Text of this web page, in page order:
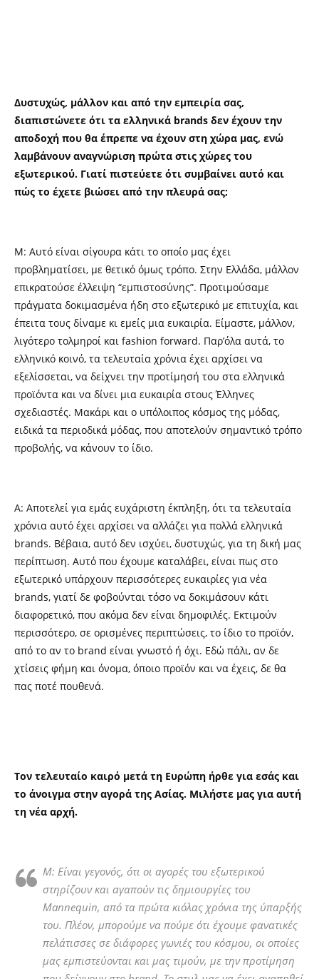
Δυστυχώς, μάλλον και από την εμπειρία σας,
διαπιστώνετε ότι τα ελληνικά brands δεν έχουν την
αποδοχή που θα έπρεπε να έχουν στη χώρα μας, ενώ
λαμβάνουν αναγνώριση πρώτα στις χώρες του
εξωτερικού. Γιατί πιστεύετε ότι συμβαίνει αυτό και
πώς το έχετε βιώσει από την πλευρά σας;
Μ: Αυτό είναι σίγουρα κάτι το οποίο μας έχει
προβληματίσει, με θετικό όμως τρόπο. Στην Ελλάδα, μάλλον
επικρατούσε έλλειψη “εμπιστοσύνης”. Προτιμούσαμε
πράγματα δοκιμασμένα ήδη στο εξωτερικό με επιτυχία, και
έπειτα τους δίναμε κι εμείς μια ευκαιρία. Είμαστε, μάλλον,
λιγότερο τολμηροί και fashion forward. Παρ’όλα αυτά, το
ελληνικό κοινό, τα τελευταία χρόνια έχει αρχίσει να
εξελίσσεται, να δείχνει την προτίμησή του στα ελληνικά
προϊόντα και να δίνει μια ευκαιρία στους Έλληνες
σχεδιαστές. Μακάρι και ο υπόλοιπος κόσμος της μόδας,
ειδικά τα περιοδικά μόδας, που αποτελούν σημαντικό τρόπο
προβολής, να κάνουν το ίδιο.
A: Αποτελεί για εμάς ευχάριστη έκπληξη, ότι τα τελευταία
χρόνια αυτό έχει αρχίσει να αλλάζει για πολλά ελληνικά
brands. Βέβαια, αυτό δεν ισχύει, δυστυχώς, για τη δική μας
περίπτωση. Αυτό που έχουμε καταλάβει, είναι πως στο
εξωτερικό υπάρχουν περισσότερες ευκαιρίες για νέα
brands, γιατί δε φοβούνται τόσο να δοκιμάσουν κάτι
διαφορετικό, που ακόμα δεν είναι δημοφιλές. Εκτιμούν
περισσότερο, σε ορισμένες περιπτώσεις, το ίδιο το προϊόν,
από το αν το brand είναι γνωστό ή όχι. Εδώ πάλι, αν δε
χτίσεις φήμη και όνομα, όποιο προϊόν και να έχεις, δε θα
πας ποτέ πουθενά.
Τον τελευταίο καιρό μετά τη Ευρώπη ήρθε για εσάς και
το άνοιγμα στην αγορά της Ασίας. Μιλήστε μας για αυτή
τη νέα αρχή.
Μ: Είναι γεγονός, ότι οι αγορές του εξωτερικού
στηρίζουν και αγαπούν τις δημιουργίες του
Mannequin, από τα πρώτα κιόλας χρόνια της ύπαρξής
του. Πλέον, μπορούμε να πούμε ότι έχουμε φανατικές
πελάτισσες σε διάφορες γωνιές του κόσμου, οι οποίες
μας εμπιστεύονται και μας τιμούν, με την προτίμηση